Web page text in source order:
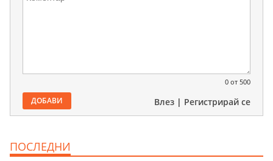
0 от 500
ДОБАВИ Влез | Регистрирай се
ПОСЛЕДНИ